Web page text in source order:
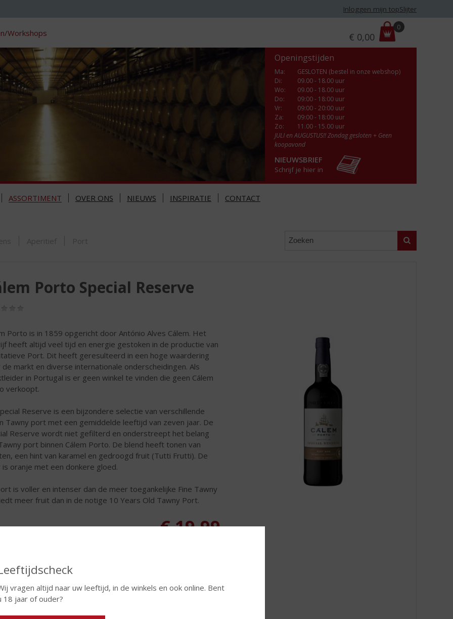
vragen altijd naar uw leeftijd, in de winkels en ook online. Bent
18 jaar of ouder?
Inloggen mijn topSlijter
Workshops
r
i
s
€ 0,00
0
Openingstijden
Ma:
GESLOTEN (bestel in onze webshop)
Di:
09.00 - 18.00 uur
Wo:
09.00 - 18.00 uur
Do:
09:00 - 18:00 uur
Vr:
09:00 - 20:00 uur
Za:
09:00 - 18:00 uur
Zo:
11.00 - 15.00 uur
JULI en AUGUSTUS!! Zondag gesloten + Geen
koopavond
NIEUWSBRIEF
Schrijf je hier in
ASSORTIMENT OVER ONS NIEUWS INSPIRATIE CONTACT
Zoeken
Aperitief Port
Porto Special Reserve
Porto is in 1859 opgericht door António Alves Cálem. Het
heeft altijd veel tijd en energie gestoken in de productie van
Port. Dit heeft geresulteerd in een hoge waardering
de markt en diverse internationale onderscheidingen. Als
in Portugal is er geen winkel te vinden die geen Cálem
verkoopt.
Reserve is een bijzondere selectie van verschillende
Tawny port met een gemiddelde leeftijd van zeven jaar. De
Reserve wordt niet gefilterd en onderstreept het belang
port binnen Cálem Porto. De blend heeft tonen van
een hint van karamel en gedroogd fruit (Tutti Frutti). De
is oranje met een donkere gloed.
is voller en intenser dan de meer toegankelijke Fine Tawny
meer fruit dan in de notige 10 Years Old Tawny Port.
€19,99
In winkelmand